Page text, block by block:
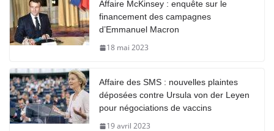
Affaire McKinsey : enquête sur le
financement des campagnes
d’Emmanuel Macron
18 mai 2023
Affaire des SMS : nouvelles plaintes
déposées contre Ursula von der Leyen
pour négociations de vaccins
19 avril 2023